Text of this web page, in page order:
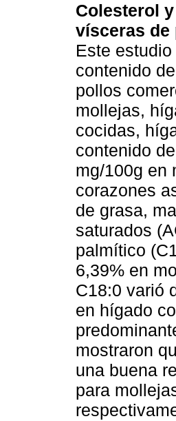
Colesterol
vísceras de
Este
contenido
pollos
mollejas,
cocidas,
contenido
mg/100g en
corazones
de grasa,
saturados
palmítico
6,39% en
C18:0 varió
en hígado
mostraron
una buena
para